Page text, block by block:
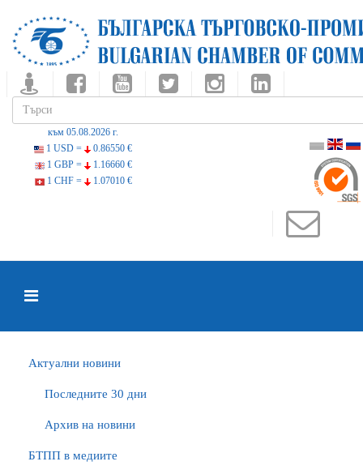
към 05.08.2026 г.
1 USD =
0.86550 €
1 GBP =
1.16660 €
1 CHF =
1.07010 €
Актуални новини
Последните 30 дни
Архив на новини
БTПП в медиите